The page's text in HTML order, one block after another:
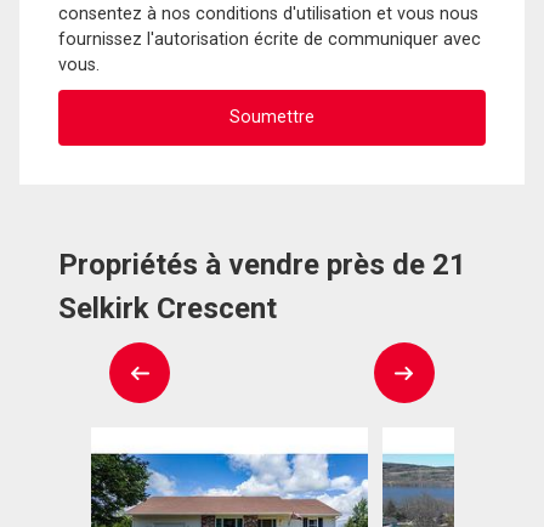
consentez à nos conditions d'utilisation et vous nous
fournissez l'autorisation écrite de communiquer avec
vous.
Propriétés à vendre près de 21
Selkirk Crescent